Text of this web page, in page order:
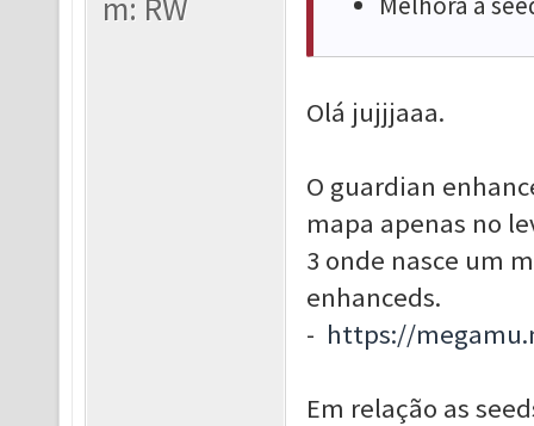
m: RW
Olá jujjjaaa.
O guardian
mapa apenas no
3 onde nasce um
enhanceds.
- https://
Em relação as